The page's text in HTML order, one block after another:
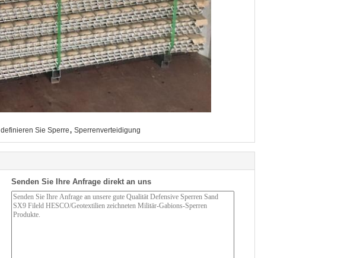
definieren Sie Sperre, Sperrenverteidigung
Senden Sie Ihre Anfrage direkt an uns